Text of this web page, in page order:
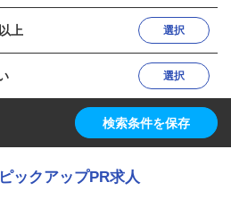
上 選択
選択
検索条件を保存
ックアップPR求人